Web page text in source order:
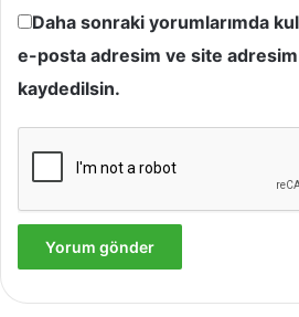
Daha sonraki yorumlarımda
e-posta adresim ve site adresim
kaydedilsin.